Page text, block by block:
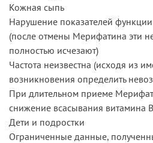
Кожная сыпь
Нарушение показателей
(после отмены Мерифатина эти
полностью исчезают)
Частота неизвестна (исходя из
возникновения определить
При длительном приеме
снижение всасывания витамина
Дети и подростки
Ограниченные данные,